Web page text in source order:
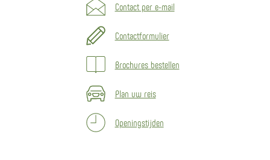
Contact per e-mail
Contactformulier
Brochures bestellen
Plan uw reis
Openingstijden